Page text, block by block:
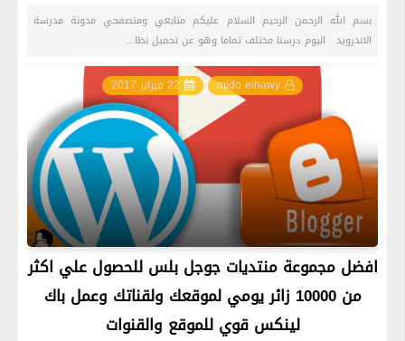
بسم الله الرحمن الرحيم السلام عليكم متابعي ومتصفحي مدونة مدرسة
الاندرويد اليوم درسنا مختلف تماما وهو عن تحميل نظا…
mido elhawy 22 فبراير 2017
افضل مجموعة منتديات جوجل بلس للحصول علي اكثر
من 10000 زائر يومي لموقعك ولقناتك وعمل باك
لينكس قوي للموقع والقنوات